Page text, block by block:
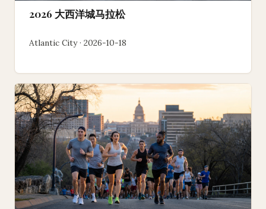
2026 大西洋城马拉松
Atlantic City · 2026-10-18